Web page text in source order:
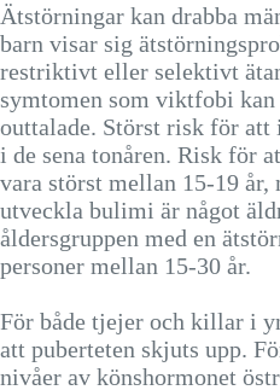
Ätstörningar kan drabba
barn visar sig
restriktivt eller selektivt
symtomen som viktfobi
outtalade. Störst risk för
i de sena tonåren. Risk för
vara störst mellan 15-19
utveckla bulimi är något
åldersgruppen med en
personer mellan 15-30 år.
För både tjejer och killar i
att puberteten skjuts upp.
nivåer av könshormonet